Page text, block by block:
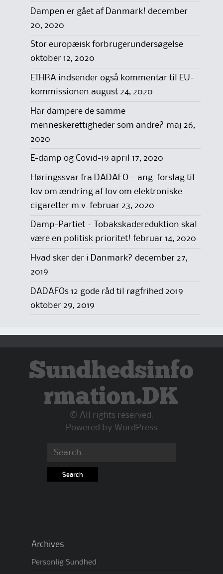
Dampen er gået af Danmark! december
20, 2020
Stor europæisk forbrugerundersøgelse
oktober 12, 2020
ETHRA indsender også kommentar til EU-
kommissionen august 24, 2020
Har dampere de samme
menneskerettigheder som andre? maj 26,
2020
E-damp og Covid-19 april 17, 2020
Høringssvar fra DADAFO – ang. forslag til
lov om ændring af lov om elektroniske
cigaretter m.v. februar 23, 2020
Damp-Partiet – Tobakskadereduktion skal
være en politisk prioritet! februar 14, 2020
Hvad sker der i Danmark? december 27,
2019
DADAFOs 12 gode råd til røgfrihed 2019
oktober 29, 2019
Sundhedsinfo
rmation.DK
© All rights reserved.
Powered by WordPress
Search
Archives
Personlig Sundhed